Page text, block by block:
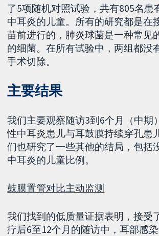
了5项随机对照试验，共有805名患
中耳炎的儿童。所有的研究都是在
苗前进行的，肺炎球菌是一种常见
的细菌。在所有试验中，两组都没
手术切除。
主要结果
我们主要观察随访3到6个月（中期
性中耳炎患儿与耳鼓膜持续穿孔患
们也研究了一些其他的结局，包括
中耳炎的儿童比例。
鼓膜置管对比主动监测
我们找到的低质量证据表明，接受
疗后6至12个月的随访中，耳部感